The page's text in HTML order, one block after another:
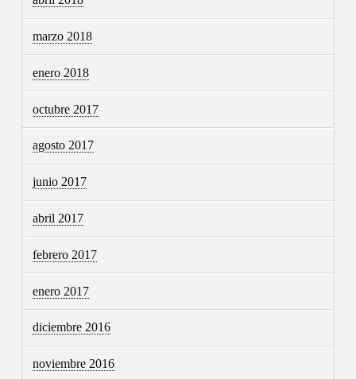
marzo 2018
enero 2018
octubre 2017
agosto 2017
junio 2017
abril 2017
febrero 2017
enero 2017
diciembre 2016
noviembre 2016